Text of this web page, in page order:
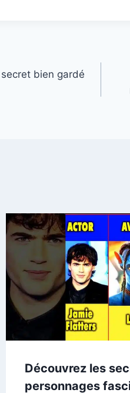
bien gardé
Découvrez les
personnages